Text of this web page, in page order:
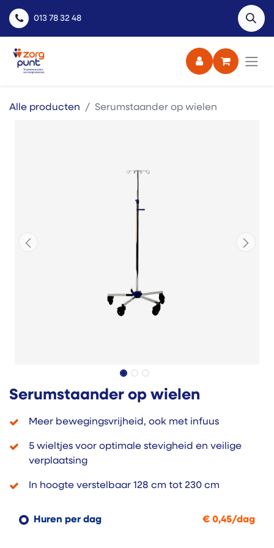
013 78 32 48
Alle producten Serumstaander op wielen
Serumstaander op wielen
Meer bewegingsvrijheid, ook met infuus
5 wieltjes voor optimale stevigheid en veilige
verplaatsing
In hoogte verstelbaar 128 cm tot 230 cm
Huren per dag € 0,45/dag